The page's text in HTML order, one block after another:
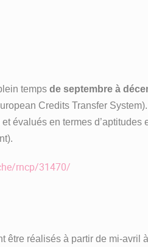
temps de septembre à
Credits Transfer System).
évalués en termes
rncp/31470/
être réalisés à partir de mi-avril